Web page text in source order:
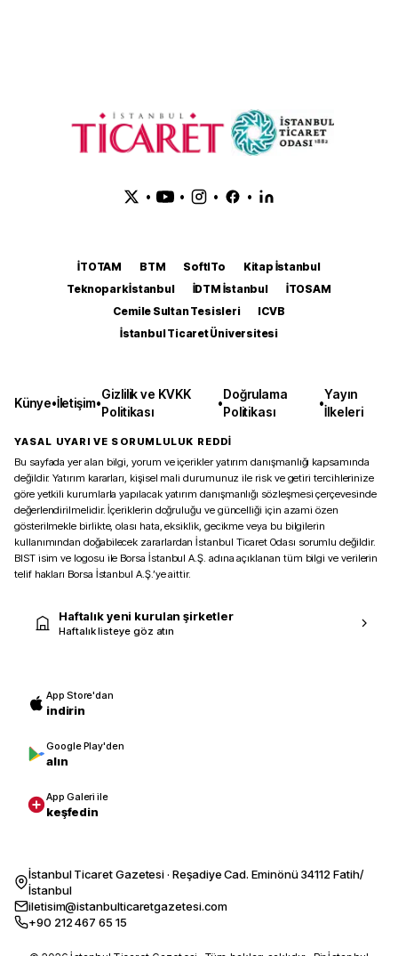
• • • •
İTOTAM BTM SoftITo
Kitap İstanbul
Teknopark İstanbul
İDTM İstanbul
İTOSAM
Cemile Sultan Tesisleri
ICVB
İstanbul Ticaret Üniversitesi
Künye•İletişim•
Gizlilik ve KVKK
Politikası
•
Doğrulama
Politikası
•
Yayın
İlkeleri
YASAL UYARI VE SORUMLULUK REDDİ
Bu sayfada yer alan bilgi, yorum ve içerikler yatırım danışmanlığı kapsamında
değildir. Yatırım kararları, kişisel mali durumunuz ile risk ve getiri tercihlerinize
göre yetkili kurumlarla yapılacak yatırım danışmanlığı sözleşmesi çerçevesinde
değerlendirilmelidir. İçeriklerin doğruluğu ve güncelliği için azami özen
gösterilmekle birlikte, olası hata, eksiklik, gecikme veya bu bilgilerin
kullanımından doğabilecek zararlardan İstanbul Ticaret Odası sorumlu değildir.
BIST isim ve logosu ile Borsa İstanbul A.Ş. adına açıklanan tüm bilgi ve verilerin
telif hakları Borsa İstanbul A.Ş.’ye aittir.
Haftalık yeni kurulan şirketler
Haftalık listeye göz atın
App Store'dan
indirin
Google Play'den
alın
App Galeri ile
keşfedin
İstanbul Ticaret Gazetesi · Reşadiye Cad. Eminönü 34112 Fatih/
İstanbul
iletisim@istanbulticaretgazetesi.com
+90 212 467 65 15